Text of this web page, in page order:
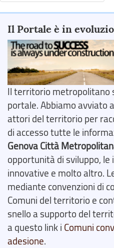
Il Portale è in
Il territorio metropolitano
portale. Abbiamo avviato
attori del territorio per
di accesso tutte le
Genova Città
opportunità di sviluppo,
innovative e molto altro.
mediante convenzioni di
Comuni del territorio e
snello a supporto del
a questo link i Comuni
adesione.